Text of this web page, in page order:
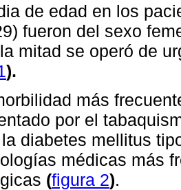
de edad en los
fueron del sexo
mitad se operó de
).
más
por el
la diabetes mellitus
médicas más
(figura 2).